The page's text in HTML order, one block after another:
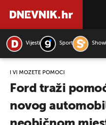
Vijesti Sport
I VI MOŽETE POMOĆI
Ford traži
novog
PRETRAŽITE VIJESTI